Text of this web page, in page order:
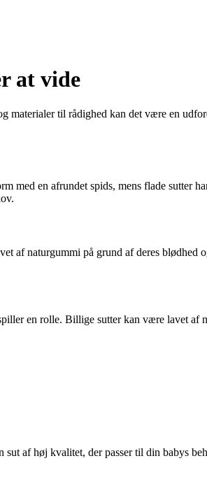
at vide
materialer til rådighed kan det være en
med en afrundet spids, mens flade sutter
naturgummi på grund af deres blødhed
en rolle. Billige sutter kan være lavet af
af høj kvalitet, der passer til din babys